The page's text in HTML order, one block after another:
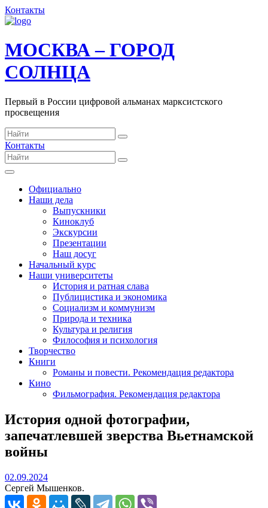
Контакты
МОСКВА – ГОРОД
СОЛНЦА
Первый в России цифровой альманах марксистского
просвещения
Контакты
Официально
Наши дела
Выпускники
Киноклуб
Экскурсии
Презентации
Наш досуг
Начальный курс
Наши университеты
История и ратная слава
Публицистика и экономика
Социализм и коммунизм
Природа и техника
Культура и религия
Философия и психология
Творчество
Книги
Романы и повести. Рекомендация редактора
Кино
Фильмография. Рекомендация редактора
История одной фотографии,
запечатлевшей зверства Вьетнамской
войны
02.09.202402.09.2024
Сергей Мышенков.